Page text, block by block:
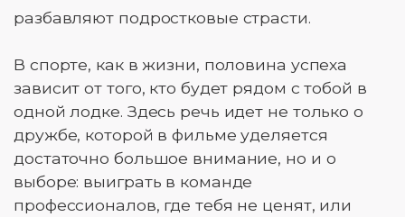
разбавляют подростковые страсти.
В спорте, как в жизни, половина успеха
зависит от того, кто будет рядом с тобой в
одной лодке. Здесь речь идет не только о
дружбе, которой в фильме уделяется
достаточно большое внимание, но и о
выборе: выиграть в команде
профессионалов, где тебя не ценят, или